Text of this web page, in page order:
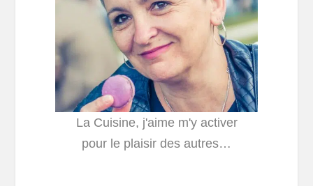
La Cuisine, j'aime m'y activer
pour le plaisir des autres…